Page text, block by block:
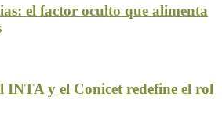
el factor oculto que alimenta
INTA y el Conicet redefine el rol